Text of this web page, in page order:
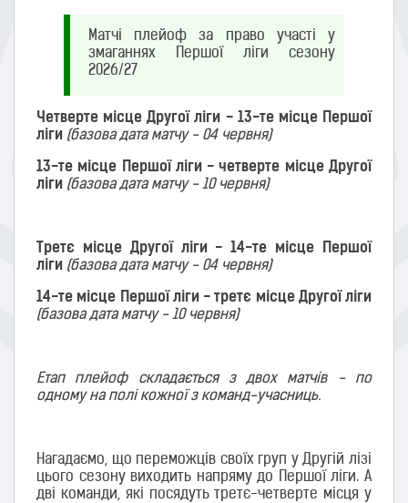
Матчі плейоф за право участі у
змаганнях Першої ліги сезону
2026/27
Четверте місце Другої ліги - 13-те місце Першої
ліги (базова дата матчу - 04 червня)
13-те місце Першої ліги - четверте місце Другої
ліги (базова дата матчу - 10 червня)
Третє місце Другої ліги - 14-те місце Першої
ліги (базова дата матчу - 04 червня)
14-те місце Першої ліги - третє місце Другої ліги
(базова дата матчу - 10 червня)
Етап плейоф складається з двох матчів - по
одному на полі кожної з команд-учасниць.
Нагадаємо, що переможців своїх груп у Другій лізі
цього сезону виходить напряму до Першої ліги. А
дві команди, які посядуть третє-четверте місця у